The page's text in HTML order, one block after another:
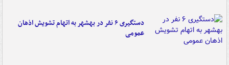
دستگیری ۶ نفر در بهشهر به اتهام تشویش اذهان
عمومی